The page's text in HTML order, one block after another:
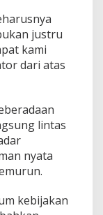
justru
kami
dari atas
lintas
nyata
kebijakan